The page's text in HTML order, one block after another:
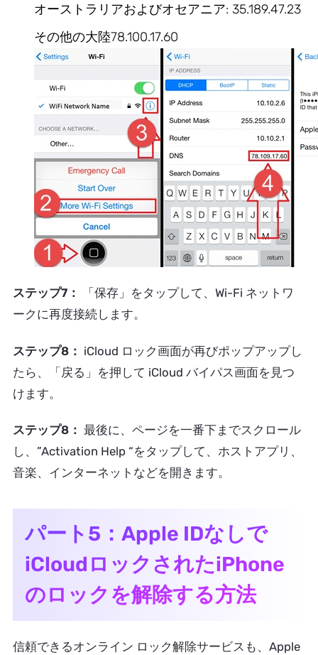
オーストラリアおよびオセアニア: 35.189.47.23
その他の大陸78.100.17.60
ステップ7：
「保存」をタップして、Wi-Fi ネットワ
ークに再度接続します。
ステップ8： iCloud ロック画面が再びポップアップし
たら、「戻る」を押して iCloud バイパス画面を見つ
けます。
ステップ8： 最後に、ページを一番下までスクロール
し、”Activation Help “をタップして、ホストアプリ、
音楽、インターネットなどを開きます。
パート5：Apple IDなしで
iCloudロックされたiPhone
のロックを解除する方法
信頼できるオンライン ロック解除サービスも、Apple